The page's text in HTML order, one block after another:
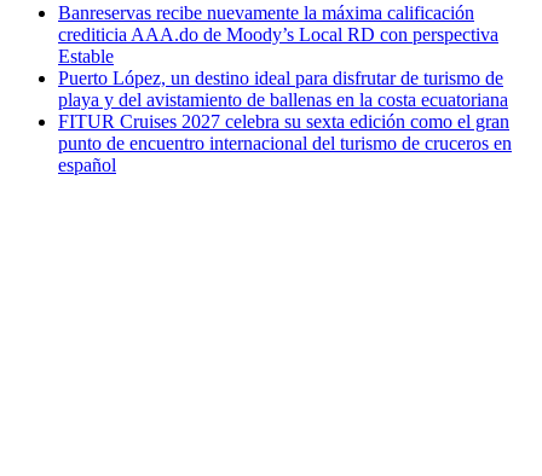
Banreservas recibe nuevamente la máxima calificación
crediticia AAA.do de Moody’s Local RD con perspectiva
Estable
Puerto López, un destino ideal para disfrutar de turismo de
playa y del avistamiento de ballenas en la costa ecuatoriana
FITUR Cruises 2027 celebra su sexta edición como el gran
punto de encuentro internacional del turismo de cruceros en
español